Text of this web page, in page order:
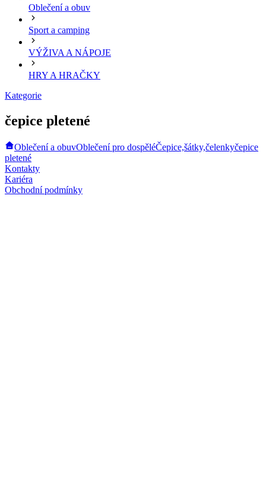
Oblečení a obuv
Sport a camping
VÝŽIVA A NÁPOJE
HRY A HRAČKY
Kategorie
čepice pletené
Oblečení a obuvOblečení pro dospěléČepice,šátky,čelenkyčepice
pletené
Kontakty
Kariéra
Obchodní podmínky